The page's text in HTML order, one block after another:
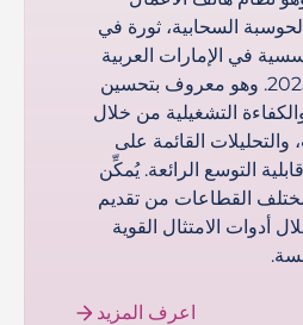
السحابية، ثورة في
في الإمارات العربية
المتحدة بحلول عام 2025. وهو معروف بتحسين
التشغيلية من خلال
والتحليلات القائمة على
التوسع الرائعة. يُمكِّن
القطاعات من تقديم
أدوات الامتثال القوية
اعرف المزيد